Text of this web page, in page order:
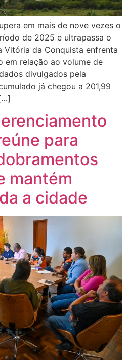
em mais de nove vezes o
de 2025 e ultrapassa o
da Conquista enfrenta
em relação ao volume de
divulgados pela
já chegou a 201,99
para
mantém
a cidade